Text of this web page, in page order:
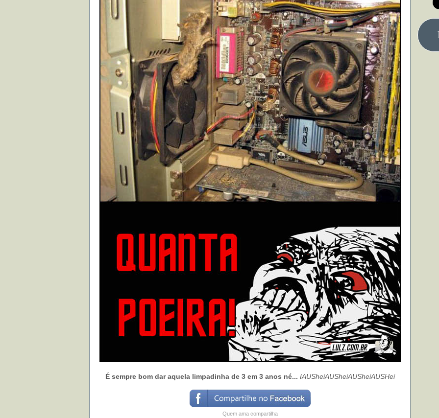
É sempre bom dar aquela limpadinha de 3 em 3 anos né... IAUSheiAUSheiAUSheiAUSHei
Quem ama compartilha